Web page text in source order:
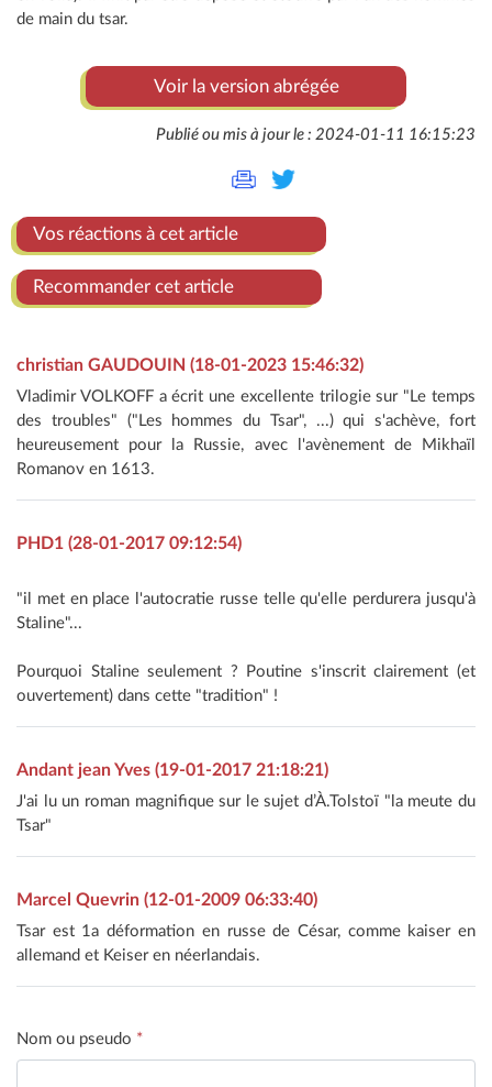
de main du tsar.
Voir la version abrégée
Publié ou mis à jour le : 2024-01-11 16:15:23
Vos réactions à cet article
Recommander cet article
christian GAUDOUIN (18-01-2023 15:46:32)
Vladimir VOLKOFF a écrit une excellente trilogie sur "Le temps
des troubles" ("Les hommes du Tsar", ...) qui s'achève, fort
heureusement pour la Russie, avec l'avènement de Mikhaïl
Romanov en 1613.
PHD1 (28-01-2017 09:12:54)
"il met en place l'autocratie russe telle qu'elle perdurera jusqu'à
Staline"...
Pourquoi Staline seulement ? Poutine s'inscrit clairement (et
ouvertement) dans cette "tradition" !
Andant jean Yves (19-01-2017 21:18:21)
J'ai lu un roman magnifique sur le sujet d’À.Tolstoï "la meute du
Tsar"
Marcel Quevrin (12-01-2009 06:33:40)
Tsar est 1a déformation en russe de César, comme kaiser en
allemand et Keiser en néerlandais.
Nom ou pseudo *